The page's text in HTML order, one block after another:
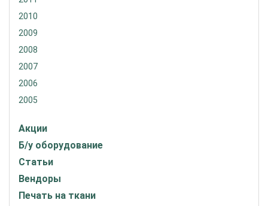
2010
2009
2008
2007
2006
2005
Акции
Б/у оборудование
Статьи
Вендоры
Печать на ткани